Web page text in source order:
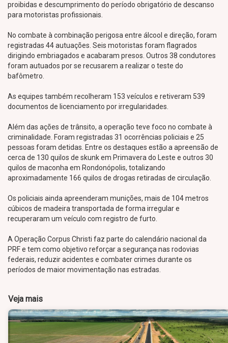
proibidas e descumprimento do período obrigatório de descanso
para motoristas profissionais.
No combate à combinação perigosa entre álcool e direção, foram
registradas 44 autuações. Seis motoristas foram flagrados
dirigindo embriagados e acabaram presos. Outros 38 condutores
foram autuados por se recusarem a realizar o teste do
bafômetro.
As equipes também recolheram 153 veículos e retiveram 539
documentos de licenciamento por irregularidades.
Além das ações de trânsito, a operação teve foco no combate à
criminalidade. Foram registradas 31 ocorrências policiais e 25
pessoas foram detidas. Entre os destaques estão a apreensão de
cerca de 130 quilos de skunk em Primavera do Leste e outros 30
quilos de maconha em Rondonópolis, totalizando
aproximadamente 166 quilos de drogas retiradas de circulação.
Os policiais ainda apreenderam munições, mais de 104 metros
cúbicos de madeira transportada de forma irregular e
recuperaram um veículo com registro de furto.
A Operação Corpus Christi faz parte do calendário nacional da
PRF e tem como objetivo reforçar a segurança nas rodovias
federais, reduzir acidentes e combater crimes durante os
períodos de maior movimentação nas estradas.
Veja mais